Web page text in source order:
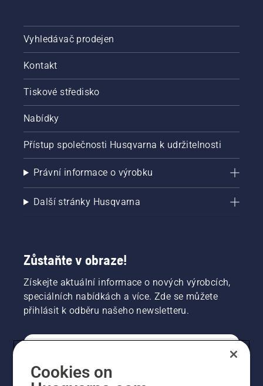
Vyhledávač prodejen
Kontakt
Tiskové středisko
Nabídky
Přístup společnosti Husqvarna k udržitelnosti
Právní informace o výrobku
Další stránky Husqvarna
Zůstaňte v obraze!
Získejte aktuální informace o nových výrobcích,
speciálních nabídkách a více. Zde se můžete
přihlásit k odběru našeho newsletteru.
Cookies on